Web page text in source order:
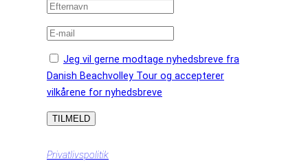
Jeg vil gerne modtage nyhedsbreve fra
Danish Beachvolley Tour og accepterer
vilkårene for nyhedsbreve
Privatlivspolitik